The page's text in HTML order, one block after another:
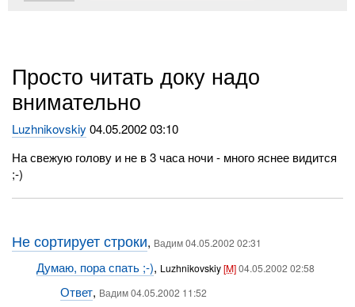
Просто читать доку надо
внимательно
Luzhnikovskiy 04.05.2002 03:10
На свежую голову и не в 3 часа ночи - много яснее видится
;-)
Не сортирует строки, Вадим 04.05.2002 02:31
Думаю, пора спать ;-), Luzhnikovskiy[M] 04.05.2002 02:58
Ответ, Вадим 04.05.2002 11:52